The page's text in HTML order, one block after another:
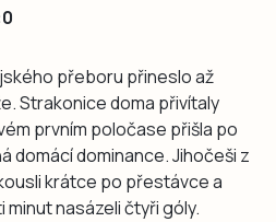
přeboru přineslo až
Strakonice doma přivítaly
prvním poločase přišla po
domácí dominance. Jihočeši z
krátce po přestávce a
nasázeli čtyři góly.